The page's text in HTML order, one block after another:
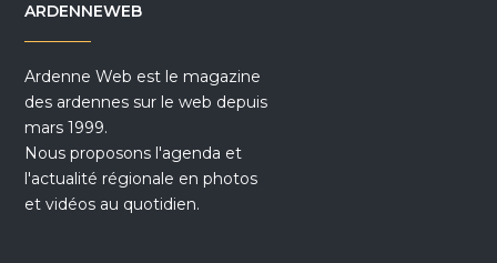
ARDENNEWEB
Ardenne Web est le magazine
des ardennes sur le web depuis
mars 1999.
Nous proposons l'agenda et
l'actualité régionale en photos
et vidéos au quotidien.